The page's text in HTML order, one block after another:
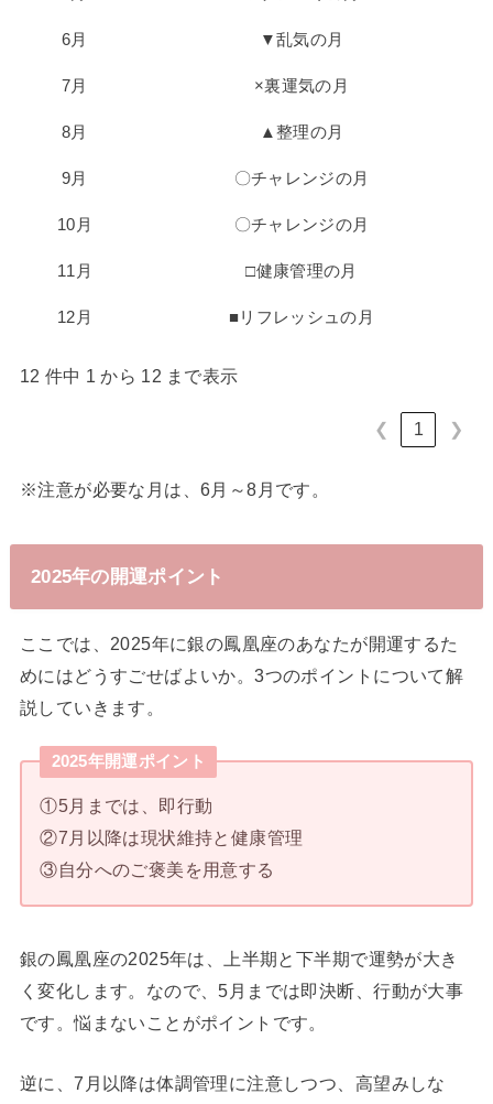
6月 ▼乱気の月
7月 ×裏運気の月
8月 ▲整理の月
9月 〇チャレンジの月
10月 〇チャレンジの月
11月 □健康管理の月
12月 ■リフレッシュの月
12 件中 1 から 12 まで表示
❮ 1 ❯
※注意が必要な月は、6月～8月です。
2025年の開運ポイント
ここでは、2025年に銀の鳳凰座のあなたが開運するた
めにはどうすごせばよいか。3つのポイントについて解
説していきます。
2025年開運ポイント
①5月までは、即行動
②7月以降は現状維持と健康管理
③自分へのご褒美を用意する
銀の鳳凰座の2025年は、上半期と下半期で運勢が大き
く変化します。なので、5月までは即決断、行動が大事
です。悩まないことがポイントです。
逆に、7月以降は体調管理に注意しつつ、高望みしな